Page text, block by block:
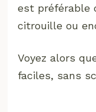
est préférable
citrouille ou
Voyez alors
faciles, sans